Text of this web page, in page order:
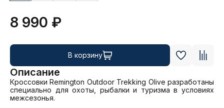
8 990 ₽
В корзину
Описание
Кроссовки Remington Outdoor Trekking Olive разработаны
специально для охоты, рыбалки и туризма в условиях
межсезонья.